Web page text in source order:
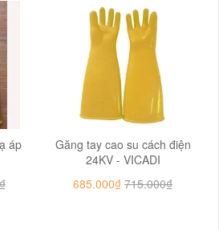
áp
Găng tay cao su cách điện
24KV - VICADI
685.000₫ 715.000₫